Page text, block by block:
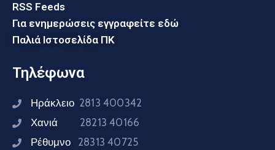
RSS Feeds
Για ενημερώσεις εγγραφείτε εδώ
Παλιά Ιστοσελίδα ΠΚ
Τηλέφωνα
Ηράκλειο 2813 400342
Χανιά 28213 40166
Ρέθυμνο 28313 40725